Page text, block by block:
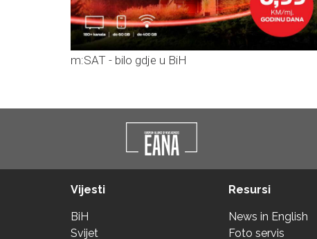
m:SAT - bilo gdje u BiH
Vijesti
BiH
Svijet
Resursi
News in English
Foto servis